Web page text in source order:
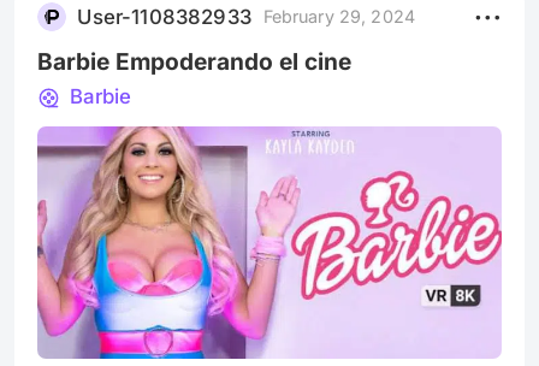
User-1108382933 February 29, 2024
Barbie Empoderando el cine
Barbie